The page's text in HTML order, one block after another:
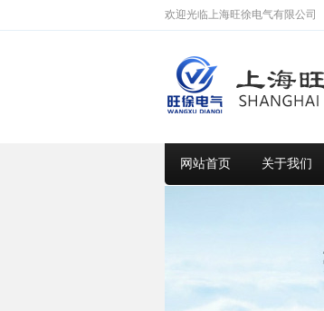
欢迎光临上海旺徐电气有限公司
网站首页 关于我们